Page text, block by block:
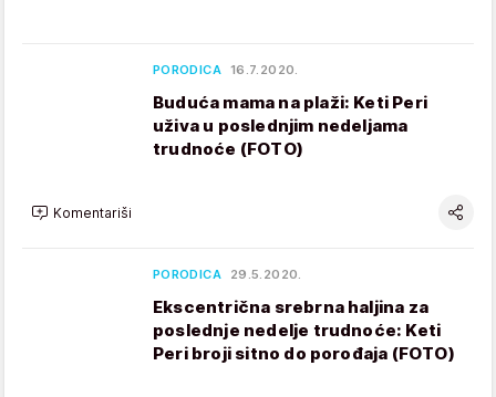
PORODICA 16.7.2020.
Buduća mama na plaži: Keti Peri
uživa u poslednjim nedeljama
trudnoće (FOTO)
Komentariši
PORODICA 29.5.2020.
Ekscentrična srebrna haljina za
poslednje nedelje trudnoće: Keti
Peri broji sitno do porođaja (FOTO)